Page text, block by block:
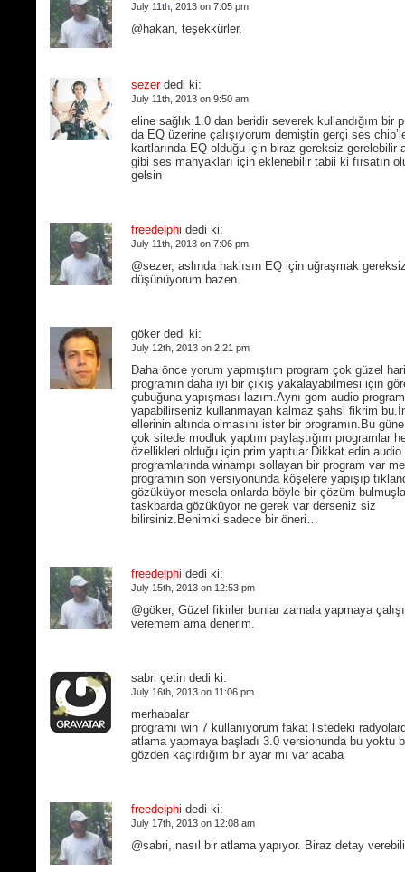
July 11th, 2013 on 7:05 pm
@hakan, teşekkürler.
sezerdedi ki:
July 11th, 2013 on 9:50 am
eline sağlık 1.0 dan beridir severek kullandığım bir
da EQ üzerine çalışıyorum demiştin gerçi ses
kartlarında EQ olduğu için biraz gereksiz gerelebilir
gibi ses manyakları için eklenebilir tabii ki fırsatın
gelsin
freedelphi dedi ki:
July 11th, 2013 on 7:06 pm
@sezer, aslında haklısın EQ için uğraşmak
düşünüyorum bazen.
göker dedi ki:
July 12th, 2013 on 2:21 pm
Daha önce yorum yapmıştım program çok güzel
programın daha iyi bir çıkış yakalayabilmesi için
çubuğuna yapışması lazım.Aynı gom audio
yapabilirseniz kullanmayan kalmaz şahsi fikrim
ellerinin altında olmasını ister bir programın.Bu
çok sitede modluk yaptım paylaştığım programlar
özellikleri olduğu için prim yaptılar.Dikkat edin audio
programlarında winampı sollayan bir program var
programın son versiyonunda köşelere yapışıp
gözüküyor mesela onlarda böyle bir çözüm
taskbarda gözüküyor ne gerek var derseniz siz
bilirsiniz.Benimki sadece bir öneri…
freedelphi dedi ki:
July 15th, 2013 on 12:53 pm
@göker, Güzel fikirler bunlar zamala yapmaya
veremem ama denerim.
sabri çetin dedi ki:
July 16th, 2013 on 11:06 pm
merhabalar
programı win 7 kullanıyorum fakat listedeki
atlama yapmaya başladı 3.0 versionunda bu yoktu
gözden kaçırdığım bir ayar mı var acaba
freedelphi dedi ki:
July 17th, 2013 on 12:08 am
@sabri, nasıl bir atlama yapıyor. Biraz detay